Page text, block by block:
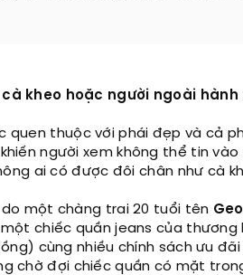
kheo hoặc người ngoài
quen thuộc với phái đẹp và cả
người xem không thể tin
ai có được đôi chân như cà
một chàng trai 20 tuổi tên
chiếc quần jeans của thương
cùng nhiều chính sách ưu
chờ đợi chiếc quần có mặt